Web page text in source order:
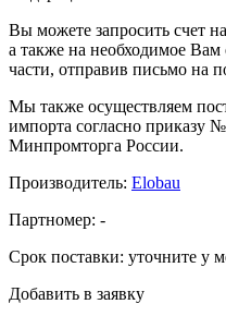
Вы можете запросить счет
а также на необходимое
части, отправив письмо на
Мы также осуществляем
импорта согласно приказу
Минпромторга России.
Производитель: Elobau
Партномер: -
Срок поставки: уточните у
Добавить в заявку